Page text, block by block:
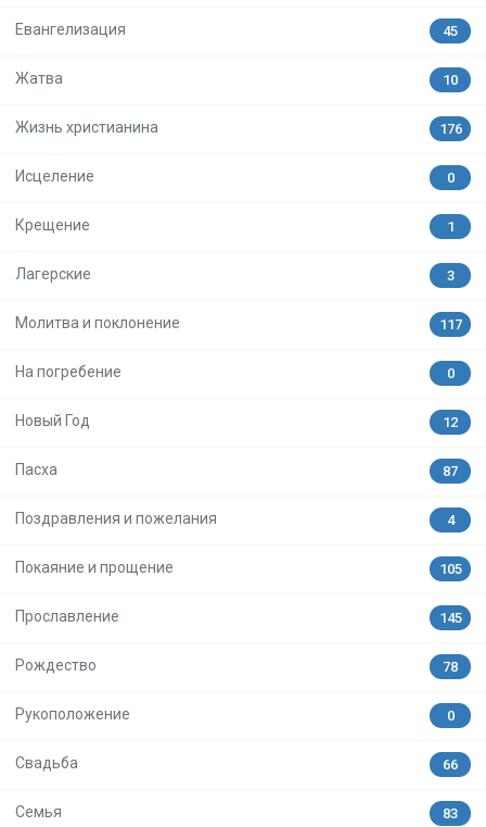
Евангелизация 45
Жатва 10
Жизнь христианина 176
Исцеление 0
Крещение 1
Лагерские 3
Молитва и поклонение 117
На погребение 0
Новый Год 12
Пасха 87
Поздравления и пожелания 4
Покаяние и прощение 105
Прославление 145
Рождество 78
Рукоположение 0
Свадьба 66
Семья 83